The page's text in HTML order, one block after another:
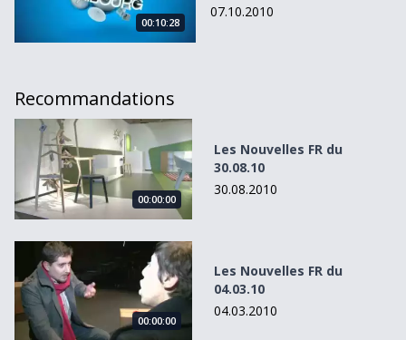
00:10:28
07.10.2010
Recommandations
Les Nouvelles FR du 30.08.10
00:00:00
Les Nouvelles FR du
30.08.10
30.08.2010
Les Nouvelles FR du 04.03.10
00:00:00
Les Nouvelles FR du
04.03.10
04.03.2010